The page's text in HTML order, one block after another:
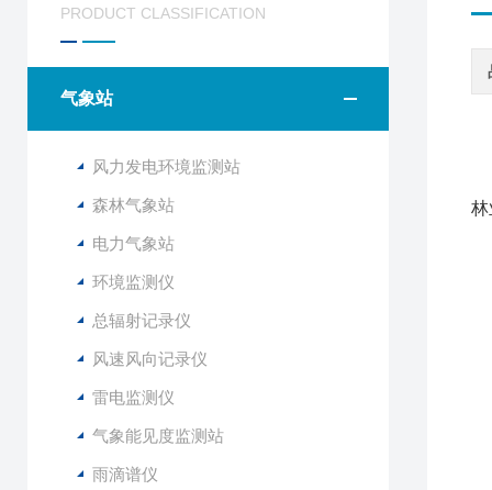
PRODUCT CLASSIFICATION
气象站
风力发电环境监测站
森林气象站
电力气象站
环境监测仪
总辐射记录仪
风速风向记录仪
雷电监测仪
气象能见度监测站
雨滴谱仪
林